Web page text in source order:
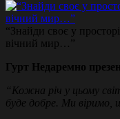
“Знайди своє у
вічний мир…”
Гурт Недаремно
“Кожна річ у цьому
буде добре. Ми віримо,